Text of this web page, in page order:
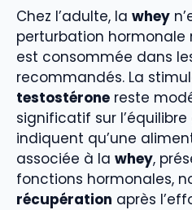
Chez l’adulte, la whey
perturbation hormonale
est consommée dans
recommandés. La
testostérone reste
significatif sur
indiquent qu’une
associée à la whey,
fonctions hormonales,
récupération après